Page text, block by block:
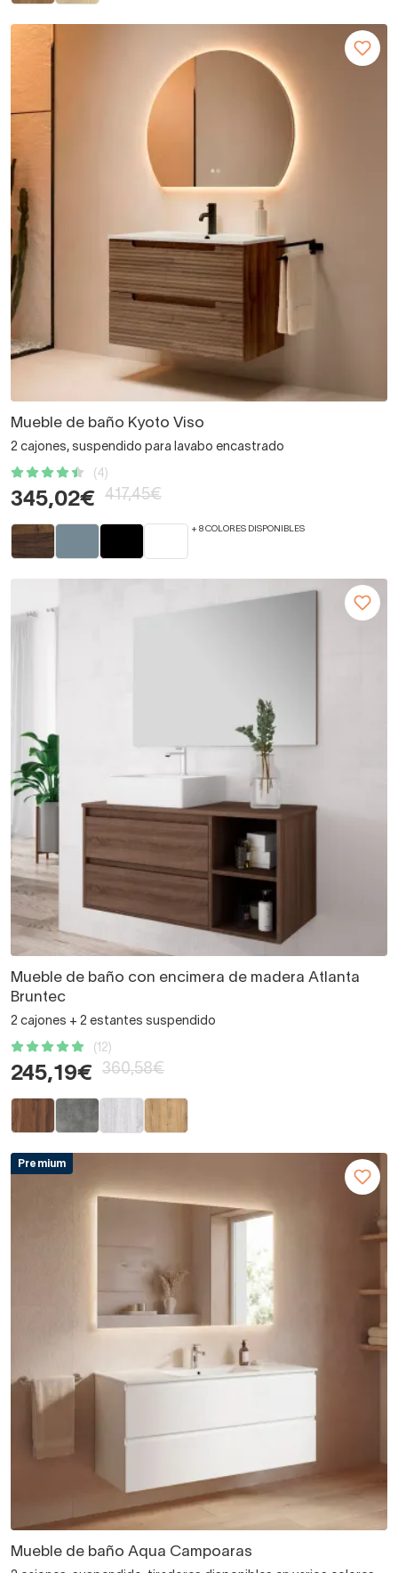
Mueble de baño Kyoto Viso
2 cajones, suspendido para lavabo encastrado
(4)
345,02€ 417,45€
+ 8 COLORES DISPONIBLES
Mueble de baño con encimera de madera Atlanta
Bruntec
2 cajones + 2 estantes suspendido
(12)
245,19€ 360,58€
Premium
Mueble de baño Aqua Campoaras